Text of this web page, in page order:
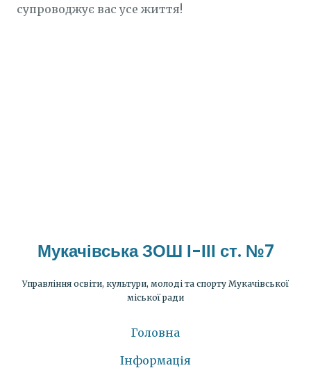
супроводжує вас усе життя!
Мукачівська ЗОШ І-ІІІ ст. №7
Управління освіти, культури, молоді та спорту Мукачівської
міської ради
Головна
Інформація